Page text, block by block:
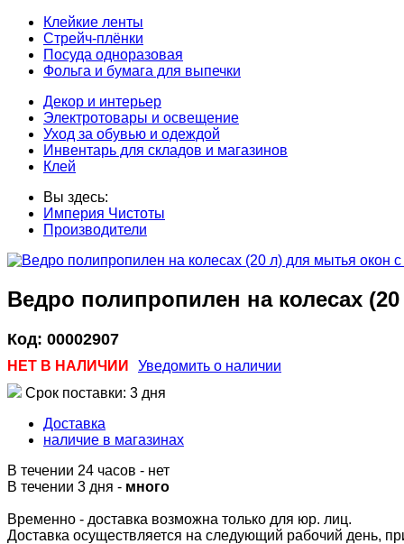
Клейкие ленты
Стрейч-плёнки
Посуда одноразовая
Фольга и бумага для выпечки
Декор и интерьер
Электротовары и освещение
Уход за обувью и одеждой
Инвентарь для складов и магазинов
Клей
Вы здесь:
Империя Чистоты
Производители
Ведро полипропилен на колесах
Код: 00002907
НЕТ В НАЛИЧИИ
Уведомить о наличии
Срок поставки: 3 дня
Доставка
наличие в магазинах
В течении 24 часов - нет
В течении 3 дня - много
Временно - доставка возможна только для юр. лиц.
Доставка осуществляется на следующий рабочий день,